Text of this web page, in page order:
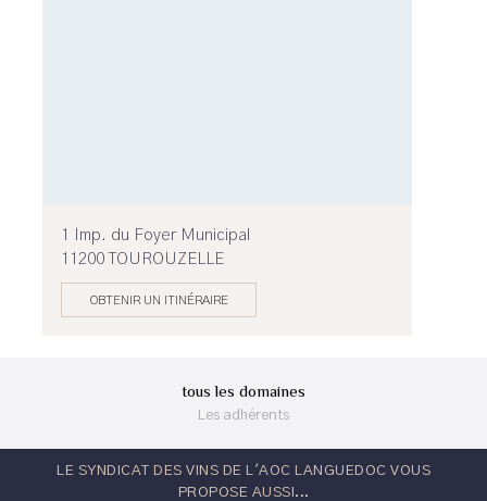
1 Imp. du Foyer Municipal
11200 TOUROUZELLE
OBTENIR UN ITINÉRAIRE
tous les domaines
Les adhérents
LE SYNDICAT DES VINS DE L'AOC LANGUEDOC VOUS
PROPOSE AUSSI...